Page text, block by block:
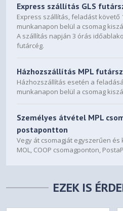
Express szállítás GLS
Express szállítás, feladást követő
munkanapon belül a csomag
A szállítás napján 3 órás
futárcég.
Házhozszállítás MPL
Házhozszállítás esetén a
munkanapon belül a csomag
Személyes átvétel MPL
postapontton
Vegy át csomagját egyszerűen és
MOL, COOP csomagponton,
EZEK IS